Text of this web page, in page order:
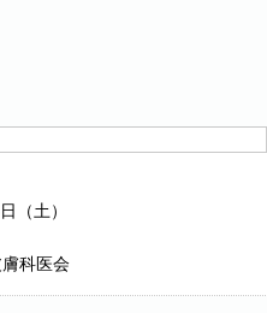
（土）
科医会